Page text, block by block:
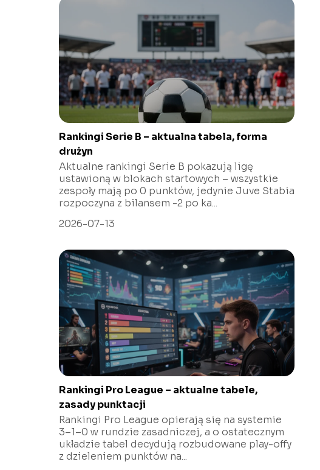
Rankingi Serie B – aktualna tabela, forma
drużyn
Aktualne rankingi Serie B pokazują ligę
ustawioną w blokach startowych – wszystkie
zespoły mają po 0 punktów, jedynie Juve Stabia
rozpoczyna z bilansem -2 po ka...
2026-07-13
Rankingi Pro League – aktualne tabele,
zasady punktacji
Rankingi Pro League opierają się na systemie
3–1–0 w rundzie zasadniczej, a o ostatecznym
układzie tabel decydują rozbudowane play-offy
z dzieleniem punktów na...